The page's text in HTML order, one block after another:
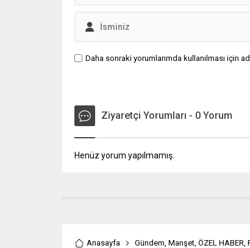
Daha sonraki yorumlarımda kullanılması için
Ziyaretçi Yorumları - 0 Yorum
Henüz yorum yapılmamış.
Anasayfa Gündem Manşet ÖZEL HABER